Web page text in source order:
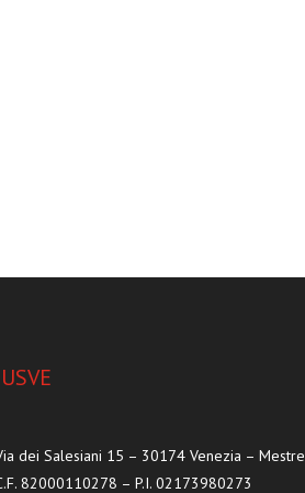
dei Salesiani 15 – 30174 Venezia – Mestre
82000110278 – P.I. 02173980273